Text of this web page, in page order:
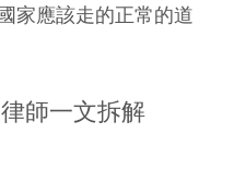
家應該走的正常的道
師一文拆解